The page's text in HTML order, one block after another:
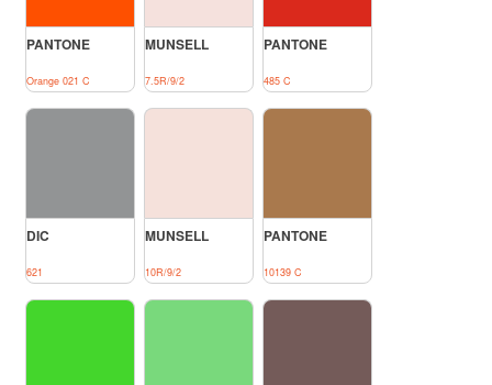
PANTONE
Orange 021 C
MUNSELL
7.5R/9/2
PANTONE
485 C
DIC
621
MUNSELL
10R/9/2
PANTONE
10139 C